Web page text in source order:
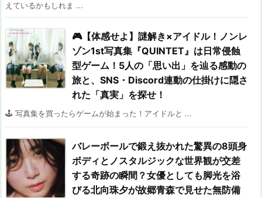
えているかもしれま ...
🎮【体感せよ】謎解き×アイドル！ノンレ
ゾン1st写真集『QUINTET』は日常侵蝕
型ゲーム！5人の「思い出」を辿る感動の
旅と、SNS・Discord連動の仕掛けに隠さ
れた「真実」を探せ！
🕹️ 写真集を買ったらゲームが始まった！アイドルと ...
バレーボールで鍛え抜かれた驚異の8頭身
ボディとノスタルジックな世界観が交差
する奇跡の瞬間？女優としても脚光を浴
びる北向珠夕が故郷青森で見せた無防備